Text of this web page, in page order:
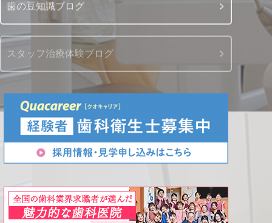
歯の豆知識ブログ
スタッフ治療体験ブログ